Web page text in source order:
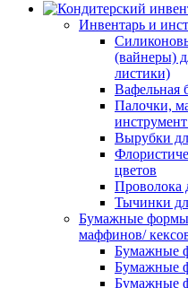
Инвентарь и
(вайнеры)
листики)
Вафельная
Палочки,
Вырубки
цветов
Проволока
Тычинки
Бумажные формы
маффинов/
Бумажные
Бумажные
Бумажные